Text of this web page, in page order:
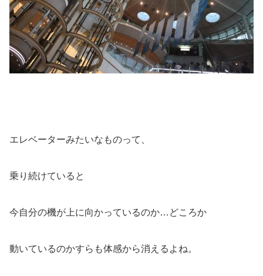
エレベーターみたいなものって、
乗り続けていると
今自分の機が上に向かっているのか…どころか
動いているのかすらも体感から消えるよね。